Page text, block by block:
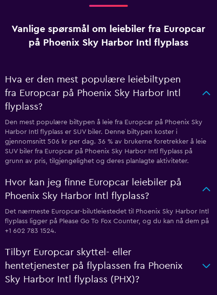
Vanlige spørsmål om leiebiler fra Europcar
på Phoenix Sky Harbor Intl flyplass
Hva er den mest populære leiebiltypen
fra Europcar på Phoenix Sky Harbor Intl
flyplass?
Den mest populære biltypen å leie fra Europcar på Phoenix Sky
Harbor Intl flyplass er SUV biler. Denne biltypen koster i
gjennomsnitt 506 kr per dag. 36 % av brukerne foretrekker å leie
SUV biler fra Europcar på Phoenix Sky Harbor Intl flyplass på
grunn av pris, tilgjengelighet og deres planlagte aktiviteter.
Hvor kan jeg finne Europcar leiebiler på
Phoenix Sky Harbor Intl flyplass?
Det nærmeste Europcar-bilutleiestedet til Phoenix Sky Harbor Intl
flyplass ligger på Please Go To Fox Counter, og du kan nå dem på
+1 602 783 1524.
Tilbyr Europcar skyttel- eller
hentetjenester på flyplassen fra Phoenix
Sky Harbor Intl flyplass (PHX)?